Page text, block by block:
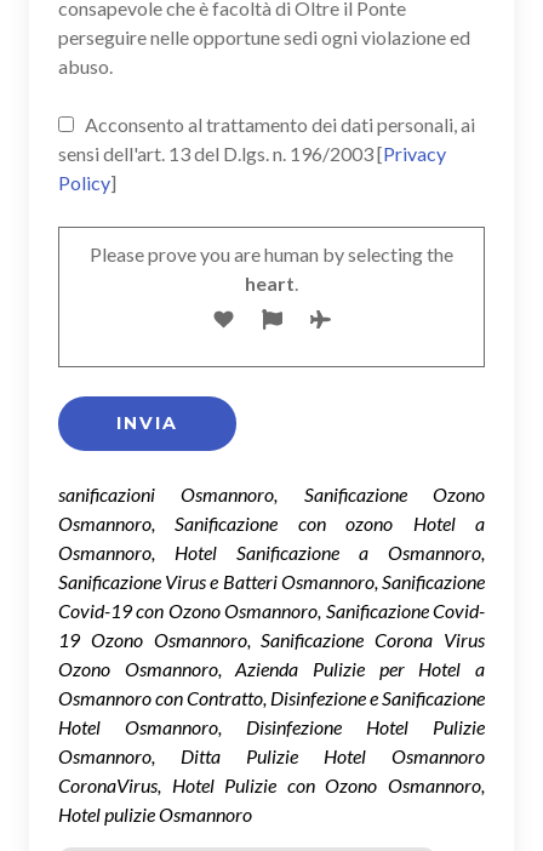
consapevole che è facoltà di Oltre il Ponte
perseguire nelle opportune sedi ogni violazione ed
abuso.
Acconsento al trattamento dei dati personali, ai
sensi dell'art. 13 del D.lgs. n. 196/2003 [Privacy
Policy]
Please prove you are human by selecting the
heart.
sanificazioni Osmannoro, Sanificazione Ozono
Osmannoro, Sanificazione con ozono Hotel a
Osmannoro, Hotel Sanificazione a Osmannoro,
Sanificazione Virus e Batteri Osmannoro, Sanificazione
Covid-19 con Ozono Osmannoro, Sanificazione Covid-
19 Ozono Osmannoro, Sanificazione Corona Virus
Ozono Osmannoro, Azienda Pulizie per Hotel a
Osmannoro con Contratto, Disinfezione e Sanificazione
Hotel Osmannoro, Disinfezione Hotel Pulizie
Osmannoro, Ditta Pulizie Hotel Osmannoro
CoronaVirus, Hotel Pulizie con Ozono Osmannoro,
Hotel pulizie Osmannoro